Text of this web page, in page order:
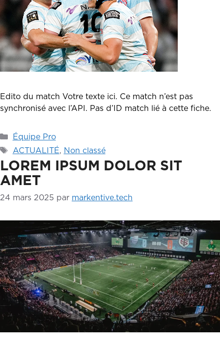
Edito du match Votre texte ici. Ce match n’est pas
synchronisé avec l’API. Pas d’ID match lié à cette fiche.
Catégories
Équipe Pro
Étiquettes
ACTUALITÉ, Non classé
LOREM IPSUM DOLOR SIT
AMET
24 mars 2025 par markentive.tech